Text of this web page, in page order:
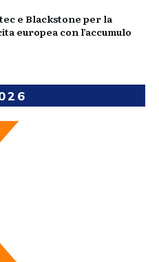
e Blackstone per la
europea con l’accumulo